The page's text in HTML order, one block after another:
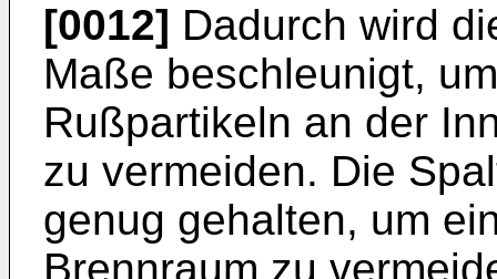
[0012] Dadurch wird
Maße beschleunigt,
Rußpartikeln an der
zu vermeiden. Die
genug gehalten, um
Brennraum zu